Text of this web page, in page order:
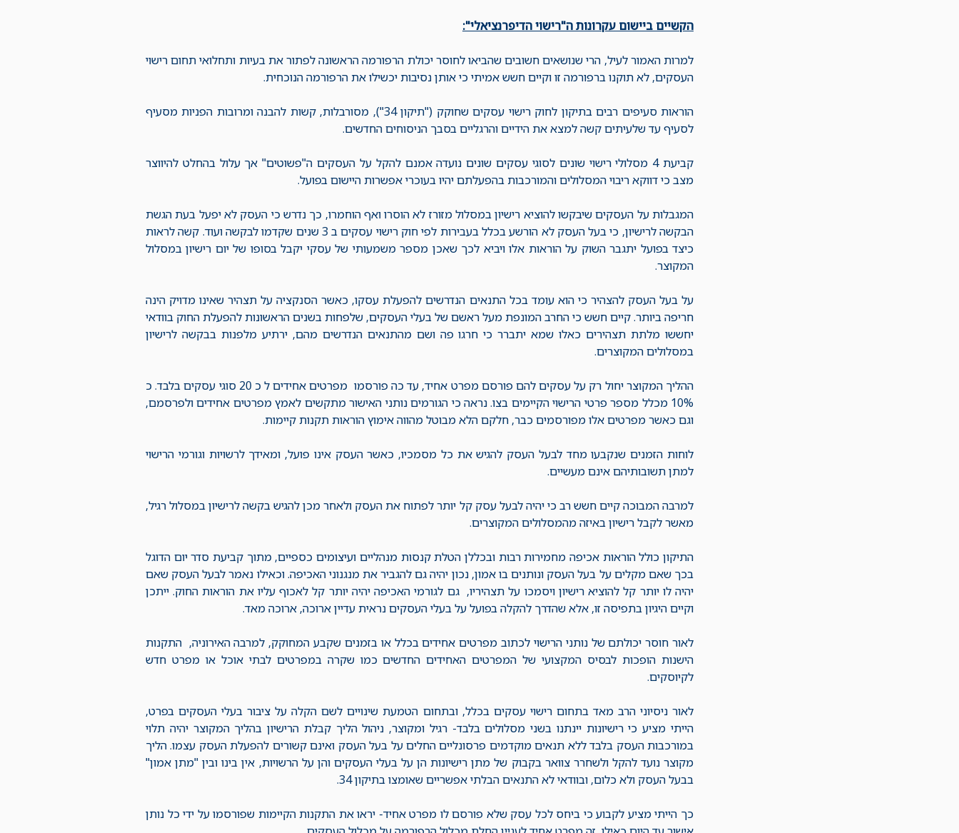
הקשיים ביישום עקרונות ה"רישוי הדיפרנציאלי":
למרות האמור לעיל, הרי שנושאים חשובים שהביאו לחוסר יכולת הרפורמה הראשונה לפתור את בעיות ותחלואי תחום רישוי
העסקים, לא תוקנו ברפורמה זו וקיים חשש אמיתי כי אותן נסיבות יכשילו את הרפורמה הנוכחית.
הוראות סעיפים רבים בתיקון לחוק רישוי עסקים שחוקק ("תיקון 34"), מסורבלות, קשות להבנה ומרובות הפניות מסעיף
לסעיף עד שלעיתים קשה למצא את הידיים והרגליים בסבך הניסוחים החדשים.
קביעת 4 מסלולי רישוי שונים לסוגי עסקים שונים נועדה אמנם להקל על העסקים ה"פשוטים" אך עלול בהחלט להיווצר
מצב כי דווקא ריבוי המסלולים והמורכבות בהפעלתם יהיו בעוכרי אפשרות היישום בפועל.
המגבלות על העסקים שיבקשו להוציא רישיון במסלול מזורז לא הוסרו ואף הוחמרו, כך נדרש כי העסק לא יפעל בעת הגשת
הבקשה לרישיון, כי בעל העסק לא הורשע בכלל בעבירות לפי חוק רישוי עסקים ב 3 שנים שקדמו לבקשה ועוד. קשה לראות
כיצד בפועל יתגבר השוק על הוראות אלו ויביא לכך שאכן מספר משמעותי של עסקי יקבל בסופו של יום רישיון במסלול
המקוצר.
על בעל העסק להצהיר כי הוא עומד בכל התנאים הנדרשים להפעלת עסקו, כאשר הסנקציה על תצהיר שאינו מדויק הינה
חריפה ביותר. קיים חשש כי החרב המונפת מעל ראשם של בעלי העסקים, שלפחות בשנים הראשונות להפעלת החוק בוודאי
יחששו מלתת תצהירים כאלו שמא יתברר כי חרגו פה ושם מהתנאים הנדרשים מהם, ירתיע מלפנות בבקשה לרישיון
במסלולים המקוצרים.
ההליך המקוצר יחול רק על עסקים להם פורסם מפרט אחיד, עד כה פורסמו מפרטים אחידים ל כ 20 סוגי עסקים בלבד. כ
10% מכלל מספר פרטי הרישוי הקיימים בצו. נראה כי הגורמים נותני האישור מתקשים לאמץ מפרטים אחידים ולפרסמם,
וגם כאשר מפרטים אלו מפורסמים כבר, חלקם הלא מבוטל מהווה אימוץ הוראות תקנות קיימות.
לוחות הזמנים שנקבעו מחד לבעל העסק להגיש את כל מסמכיו, כאשר העסק אינו פועל, ומאידך לרשויות וגורמי הרישוי
למתן תשובותיהם אינם מעשיים.
למרבה המבוכה קיים חשש רב כי יהיה לבעל עסק קל יותר לפתוח את העסק ולאחר מכן להגיש בקשה לרישיון במסלול רגיל,
מאשר לקבל רישיון באיזה מהמסלולים המקוצרים.
התיקון כולל הוראות אכיפה מחמירות רבות ובכללן הטלת קנסות מנהליים ועיצומים כספיים, מתוך קביעת סדר יום הדוגל
בכך שאם מקלים על בעל העסק ונותנים בו אמון, נכון יהיה גם להגביר את מנגנוני האכיפה. וכאילו נאמר לבעל העסק שאם
יהיה לו יותר קל להוציא רישיון ויסמכו על תצהיריו, גם לגורמי האכיפה יהיה יותר קל לאכוף עליו את הוראות החוק. ייתכן
וקיים היגיון בתפיסה זו, אלא שהדרך להקלה בפועל על בעלי העסקים נראית עדיין ארוכה, ארוכה מאד.
לאור חוסר יכולתם של נותני הרישוי לכתוב מפרטים אחידים בכלל או בזמנים שקבע המחוקק, למרבה האירוניה, התקנות
הישנות הופכות לבסיס המקצועי של המפרטים האחידים החדשים כמו שקרה במפרטים לבתי אוכל או מפרט חדש
לקיוסקים.
לאור ניסיוני הרב מאד בתחום רישוי עסקים בכלל, ובתחום הטמעת שינויים לשם הקלה על ציבור בעלי העסקים בפרט,
הייתי מציע כי רישיונות יינתנו בשני מסלולים בלבד- רגיל ומקוצר, ניהול הליך קבלת הרישיון בהליך המקוצר יהיה תלוי
במורכבות העסק בלבד ללא תנאים מוקדמים פרסונליים החלים על בעל העסק ואינם קשורים להפעלת העסק עצמו. הליך
מקוצר נועד להקל ולשחרר צוואר בקבוק של מתן רישיונות הן על בעלי העסקים והן על הרשויות, אין בינו ובין "מתן אמון"
בבעל העסק ולא כלום, ובוודאי לא התנאים הבלתי אפשריים שאומצו בתיקון 34.
כך הייתי מציע לקבוע כי ביחס לכל עסק שלא פורסם לו מפרט אחיד- יראו את התקנות הקיימות שפורסמו על ידי כל נותן